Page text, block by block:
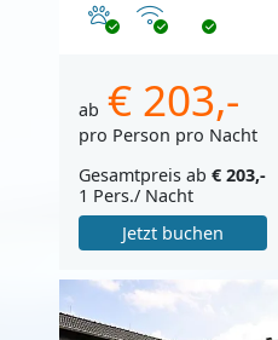
Haustiere erlaubt
Internet
ab € 203,-
pro Person pro Nacht
Gesamtpreis ab € 203,-
1 Pers./ Nacht
Jetzt buchen